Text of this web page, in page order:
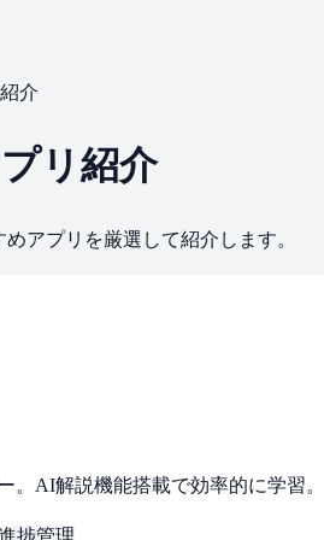
介
リ紹介
アプリを厳選して紹介します。
。AI解説機能搭載で効率的に学習。